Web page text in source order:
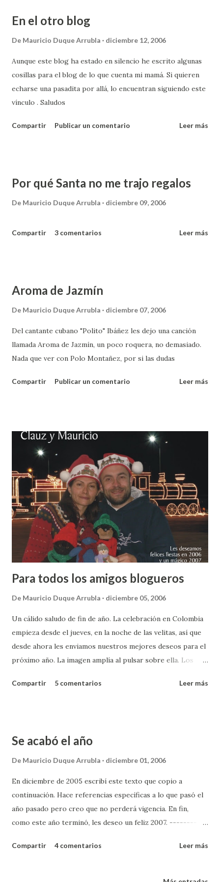
En el otro blog
De Mauricio Duque Arrubla diciembre 12, 2006
Aunque este blog ha estado en silencio he escrito algunas
cosillas para el blog de lo que cuenta mi mamá. Si quieren
echarse una pasadita por allá, lo encuentran siguiendo este
vínculo . Saludos
Compartir Publicar un comentario Leer más
Por qué Santa no me trajo regalos
De Mauricio Duque Arrubla diciembre 09, 2006
Compartir 3 comentarios Leer más
Aroma de Jazmín
De Mauricio Duque Arrubla diciembre 07, 2006
Del cantante cubano "Polito" Ibáñez les dejo una canción
llamada Aroma de Jazmín, un poco roquera, no demasiado.
Nada que ver con Polo Montañez, por si las dudas
Compartir Publicar un comentario Leer más
Para todos los amigos blogueros
De Mauricio Duque Arrubla diciembre 05, 2006
Un cálido saludo de fin de año. La celebración en Colombia
empieza desde el jueves, en la noche de las velitas, así que
desde ahora les enviamos nuestros mejores deseos para el
próximo año. La imagen amplía al pulsar sobre ella. Los
Manolito nuestro perrito y el señor Zana (por lo de la nariz
Compartir 5 comentarios Leer más
Se acabó el año
De Mauricio Duque Arrubla diciembre 01, 2006
En diciembre de 2005 escribí este texto que copio a
continuación. Hace referencias específicas a lo que pasó el
año pasado pero creo que no perderá vigencia. En fin,
como este año terminó, les deseo un feliz 2007. --------
diciembre. Ya empiezan a surgir en las páginas de papel y
suceder en 2005. Y el año próximo no empieza sino hasta el
Compartir 4 comentarios Leer más